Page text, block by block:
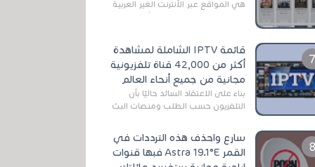
هي المواقع عبر الأنترنت الغير العربية
التي تقدم خدمة تحميل الأفلام على
قائمة IPTV الشاملة لمشاهدة
أكثر من 42,000 قناة تلفزيونية
مجانية من جميع أنحاء العالم
بناءً على الاعتقاد السائد حاليًا بأن
التلفزيون حسب الطلب ومنصات البث
سارع واحذف هذه الترددات في
القمر Astra 19.1°E فبها قنوات